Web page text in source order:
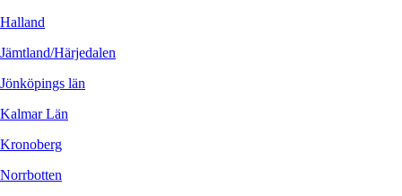
Halland
Jämtland/Härjedalen
Jönköpings län
Kalmar Län
Kronoberg
Norrbotten